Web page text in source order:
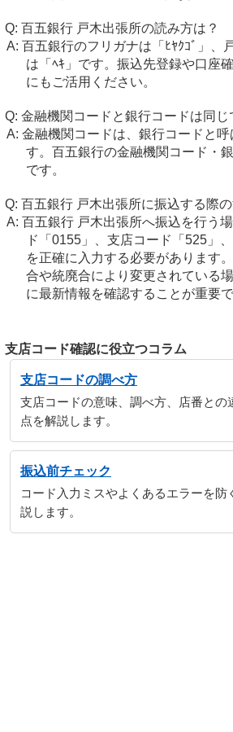
百五銀行 戸木出張所の読み方は？
百五銀行のフリガナは「ﾋﾔｸｺﾞ」、
は「ﾍｷ」です。振込先登録や口座
にもご活用ください。
金融機関コードと銀行コードは同じ
金融機関コードは、銀行コードと呼
す。百五銀行の金融機関コード・
です。
百五銀行 戸木出張所に振込する際
百五銀行 戸木出張所へ振込を行う
ド「0155」、支店コード「525」
を正確に入力する必要があります
合や統廃合により変更されている
に最新情報を確認することが重要で
支店コード確認に役立つコラム
支店コードの調べ方
支店コードの意味、調べ方、店番との
点を解説します。
振込前チェック
コード入力ミスやよくあるエラーを防
説します。